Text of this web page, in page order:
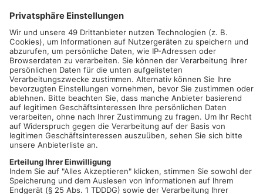
finden frühmorgens statt, oft schon um sechs Uhr, wenn es
draußen noch dunkel ist. Der Verzicht auf elektrisches Licht
gehört zur Tradition: Die Kirchen werden ausschließlich von
Kerzen erhellt, was eine feierliche und andächtige Atmosphäre
schafft.
Herausforderungen auf dem Weg zur Kirche
Gerade am heutigen Morgen sorgte der starke Wind für einige
Schwierigkeiten – denn viele Gläubige verzichteten selbst auf
dem Weg zur Kirche auf Taschenlampen oder andere
elektrische Lichtquellen. Stattdessen leuchteten Laternen oder
Kerzen den Fußweg. In den Gotteshäusern bot sich den
Besuchern ein beeindruckendes Bild: Der warme Schein der
Kerzen tauchte die Kirchen in eine ruhige, besinnliche
Stimmung, die viele als Höhepunkt der Adventszeit empfinden.
Heute Morgen fanden zwischen Stadtprozelten und Kahl
insgesamt 18 Rorate-Messen statt.